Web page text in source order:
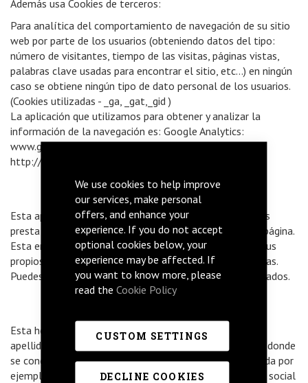
We use cookies to help improve
our services, make personal
offers, and enhance your
experience. If you do not accept
optional cookies below, your
experience may be affected. If
you want to know more, please
read theCookie Policy
CUSTOM SETTINGS
DECLINE COOKIES
Además usa Cookies de terceros:
Para analítica del comportamiento de navegación de su sitio
web por parte de los usuarios (obteniendo datos del tipo:
número de visitantes, tiempo de las visitas, páginas vistas,
palabras clave usadas para encontrar el sitio, etc...) en ningún
caso se obtiene ningún tipo de dato personal de los usuarios.
(Cookies utilizadas - _ga, _gat,_gid )
La aplicación que utilizamos para obtener y analizar la
información de la navegación es: Google Analytics:
www.google.com/analytics/ y
http://www.google.com/policies/privacy/
Esta aplicación ha sido desarrollada por Google, que nos
presta el servicio de análisis de la audiencia de nuestra página.
Esta empresa puede utilizar estos datos para mejorar sus
propios servicios y para ofrecer servicios a otras empresas.
Puedes conocer esos otros usos desde los enlaces indicados.
Esta herramienta no obtiene datos de los nombres o
apellidos de los usuarios ni de la dirección postal desde donde
se conectan. La información que obtiene esta relacionada por
ejemplo con el número de páginas visitas, el idioma, red social